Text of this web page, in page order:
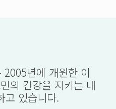
년에 개원한 이
의 건강을 지키는 내
고 있습니다.